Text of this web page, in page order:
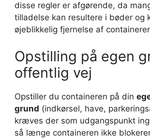
disse regler er afgørende, da
tilladelse kan resultere i bøder og
øjeblikkelig fjernelse af
Opstilling på egen
offentlig vej
Opstiller du containeren på din
grund (indkørsel, have,
kræves der som udgangspunkt
så længe containeren ikke